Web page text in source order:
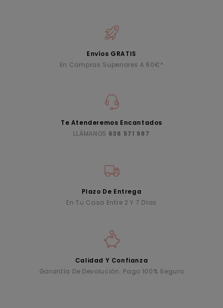
Envíos GRATIS
En Compras Superiores A 60€*
Te Atenderemos Encantados
LLÁMANOS 636 571 987
Plazo De Entrega
En Tu Casa Entre 2 Y 7 Días
Calidad Y Confianza
Garantía De Devolución. Pago 100% Seguro